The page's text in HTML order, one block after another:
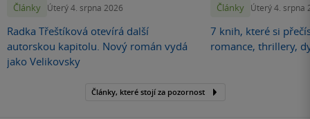
Články Úterý 4. srpna 2026
Radka Třeštíková otevírá další
autorskou kapitolu. Nový román vydá
jako Velikovsky
Články Úterý 4. srpna
7 knih, které si
romance, thrillery,
Články, které stojí za pozornost